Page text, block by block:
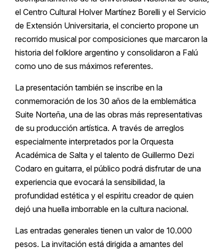
el Centro Cultural Holver Martínez Borelli y el Servicio
de Extensión Universitaria, el concierto propone un
recorrido musical por composiciones que marcaron la
historia del folklore argentino y consolidaron a Falú
como uno de sus máximos referentes.
La presentación también se inscribe en la
conmemoración de los 30 años de la emblemática
Suite Norteña, una de las obras más representativas
de su producción artística. A través de arreglos
especialmente interpretados por la Orquesta
Académica de Salta y el talento de Guillermo Dezi
Codaro en guitarra, el público podrá disfrutar de una
experiencia que evocará la sensibilidad, la
profundidad estética y el espíritu creador de quien
dejó una huella imborrable en la cultura nacional.
Las entradas generales tienen un valor de 10.000
pesos. La invitación está dirigida a amantes del